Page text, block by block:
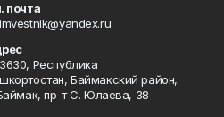
почта
Республика
Баймакский район,
пр-т С. Юлаева, 38